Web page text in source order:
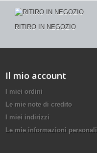
RITIRO IN NEGOZIO
Il mio account
I miei ordini
Le mie note di credito
I miei indirizzi
Le mie informazioni personali